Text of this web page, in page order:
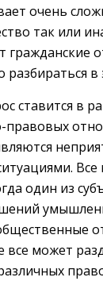
очень
так или
гражданские
разбираться в
ставится в
правовых
Все
один из
все может